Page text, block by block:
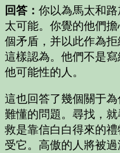
回答： 你以為馬太和
太可能。你覺的他們
個矛盾，并以此作為
這樣認為。他們不是
他可能性的人。
這也回答了幾個關于
難懂的問題。尋找，
救是靠信白白得來的
受它。高傲的人將被